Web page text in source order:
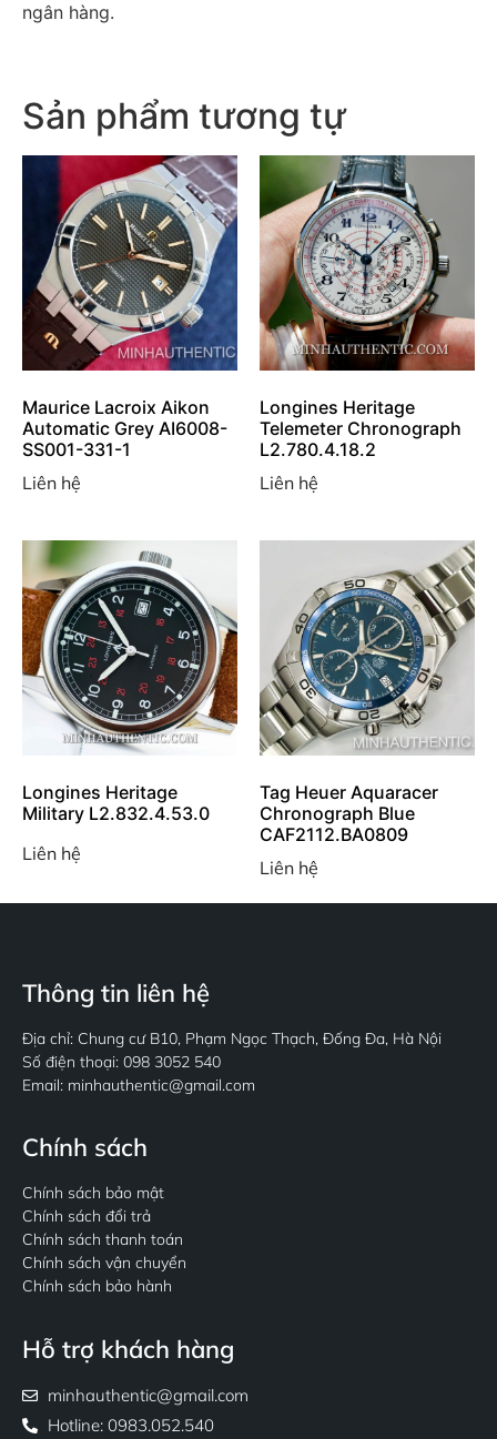
ngân hàng.
Sản phẩm tương tự
Maurice Lacroix Aikon
Automatic Grey AI6008-
SS001-331-1
Liên hệ
Longines Heritage
Telemeter Chronograph
L2.780.4.18.2
Liên hệ
Longines Heritage
Military L2.832.4.53.0
Liên hệ
Tag Heuer Aquaracer
Chronograph Blue
CAF2112.BA0809
Liên hệ
Thông tin liên hệ
Địa chỉ: Chung cư B10, Phạm Ngọc Thạch, Đống Đa, Hà Nội
Số điện thoại: 098 3052 540
Email: minhauthentic@gmail.com
Chính sách
Chính sách bảo mật
Chính sách đổi trả
Chính sách thanh toán
Chính sách vận chuyển
Chính sách bảo hành
Hỗ trợ khách hàng
minhauthentic@gmail.com
Hotline: 0983.052.540